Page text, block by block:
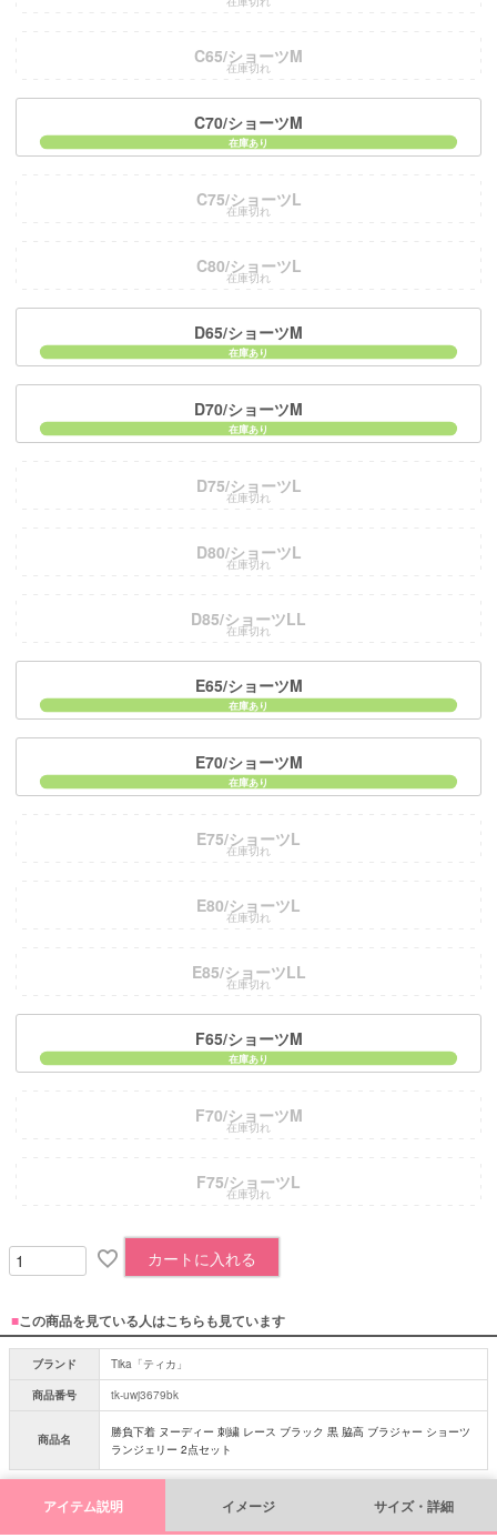
C65/ショーツM
在庫切れ
C70/ショーツM
C75/ショーツL
在庫切れ
C80/ショーツL
在庫切れ
D65/ショーツM
D70/ショーツM
D75/ショーツL
在庫切れ
D80/ショーツL
在庫切れ
D85/ショーツLL
在庫切れ
E65/ショーツM
E70/ショーツM
E75/ショーツL
在庫切れ
E80/ショーツL
在庫切れ
E85/ショーツLL
在庫切れ
F65/ショーツM
F70/ショーツM
在庫切れ
F75/ショーツL
在庫切れ
カートに入れる
■この商品を見ている人はこちらも見ています
ブランド
Tika「ティカ」
商品番号
tk-uwj3679bk
商品名
勝負下着 ヌーディー 刺繍 レース ブラック 黒 脇高 ブラジャー ショーツ
ランジェリー 2点セット
アイテム説明 イメージ サイズ・詳細